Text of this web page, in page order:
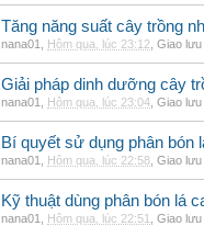
Tăng năng suất cây trồng
nana01 Hôm qua, lúc 23:12 Giao lưu
Giải pháp dinh dưỡng cây
nana01 Hôm qua, lúc 23:04 Giao lưu
Bí quyết sử dụng phân bón
nana01 Hôm qua, lúc 22:58 Giao lưu
Kỹ thuật dùng phân bón lá
nana01 Hôm qua, lúc 22:51 Giao lưu